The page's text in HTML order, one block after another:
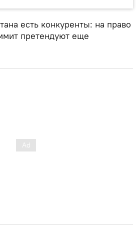
есть конкуренты: на право
претендуют еще